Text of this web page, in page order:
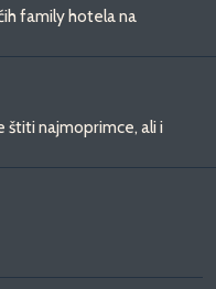
family hotela na
štiti najmoprimce, ali i